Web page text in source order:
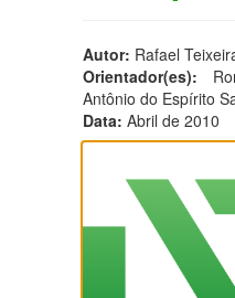
Autor: Rafael
Orientador(es):
Antônio do Espírito
Data: Abril de 2010